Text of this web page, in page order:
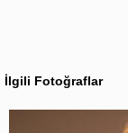
İlgili Fotoğraflar